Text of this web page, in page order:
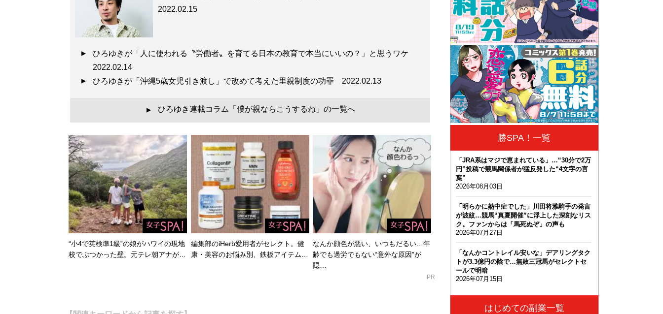
『
は、児童養護施設へのパソコン寄贈に充てられます。
記事一覧へ
2022.02.15
ひろゆきが「人に使われる〝労働者〟を育てる日本の教育で本当にいいの？」と思うワケ
2022.02.14
ひろゆきが「沖縄5歳女児引き渡し」で改めて考えた里親制度の功罪 2022.02.13
▲ ひろゆき連載コラム「僕が親ならこうするね」の一覧へ
“小4で英検準1級”の娘がハワイの現地
校でぶつかった壁。元テレ朝アナが…
編集部のiHerb愛用者がセレクト。健
康・美容のお悩み別、鉄板アイテム…
なんか顔色が悪い、いつもだるい…年
齢でも過労でもない“意外な原因”が
隠…
PR
勝SPA！一覧
「JRA系はマジで恵まれている」…“30分で2万
円”投稿で競馬関係者が猛反発した“4文字の言
葉”
2026年08月03日
「明らかに熱中症でした」川田将雅騎手の発言
が波紋…競馬“真夏開催”に浮上した深刻なリス
ク。ファンからは「馬死ぬぞ」の声も
2026年07月27日
「なんかコントレイル安いな」デアリングタク
トが3.3億円の陰で…無敗三冠馬がセレクトセ
ールで明暗
2026年07月15日
はじめての副業一覧